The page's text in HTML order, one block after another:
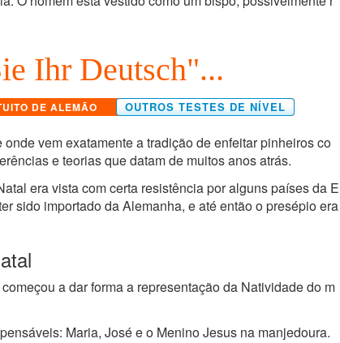
Ihr Deutsch"...
DE ALEMÃO OUTROS TESTES DE NÍVEL
vem exatamente a tradição de enfeitar pinheiros co
e teorias que datam de muitos anos atrás.
era vista com certa resistência por alguns países da E
sido importado da Alemanha, e até então o presépio era
a dar forma a representação da Natividade do m
Maria, José e o Menino Jesus na manjedoura.